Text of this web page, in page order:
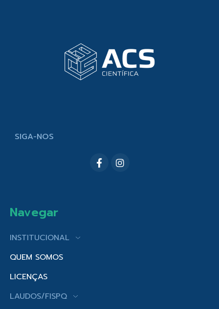
SIGA-NOS
Navegar
INSTITUCIONAL
QUEM SOMOS
LICENÇAS
LAUDOS/FISPQ